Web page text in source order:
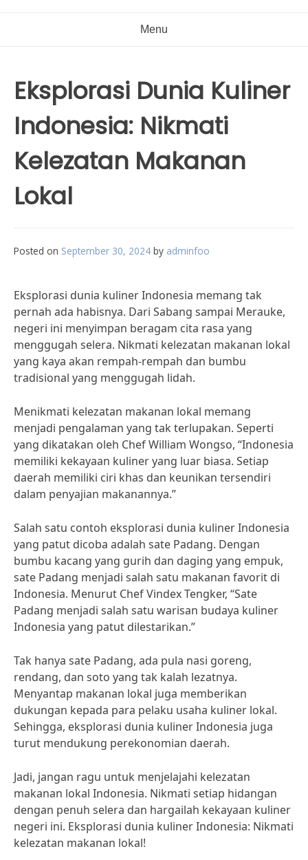
Menu
Eksplorasi Dunia Kuliner
Indonesia: Nikmati
Kelezatan Makanan
Lokal
Posted on September 30, 2024 by adminfoo
Eksplorasi dunia kuliner Indonesia memang tak
pernah ada habisnya. Dari Sabang sampai Merauke,
negeri ini menyimpan beragam cita rasa yang
menggugah selera. Nikmati kelezatan makanan lokal
yang kaya akan rempah-rempah dan bumbu
tradisional yang menggugah lidah.
Menikmati kelezatan makanan lokal memang
menjadi pengalaman yang tak terlupakan. Seperti
yang dikatakan oleh Chef William Wongso, “Indonesia
memiliki kekayaan kuliner yang luar biasa. Setiap
daerah memiliki ciri khas dan keunikan tersendiri
dalam penyajian makanannya.”
Salah satu contoh eksplorasi dunia kuliner Indonesia
yang patut dicoba adalah sate Padang. Dengan
bumbu kacang yang gurih dan daging yang empuk,
sate Padang menjadi salah satu makanan favorit di
Indonesia. Menurut Chef Vindex Tengker, “Sate
Padang menjadi salah satu warisan budaya kuliner
Indonesia yang patut dilestarikan.”
Tak hanya sate Padang, ada pula nasi goreng,
rendang, dan soto yang tak kalah lezatnya.
Menyantap makanan lokal juga memberikan
dukungan kepada para pelaku usaha kuliner lokal.
Sehingga, eksplorasi dunia kuliner Indonesia juga
turut mendukung perekonomian daerah.
Jadi, jangan ragu untuk menjelajahi kelezatan
makanan lokal Indonesia. Nikmati setiap hidangan
dengan penuh selera dan hargailah kekayaan kuliner
negeri ini. Eksplorasi dunia kuliner Indonesia: Nikmati
kelezatan makanan lokal!